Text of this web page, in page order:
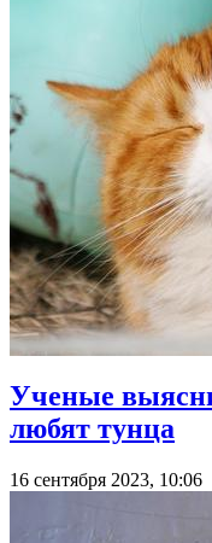
Ученые
любят тунца
16 сентября 2023, 10:06